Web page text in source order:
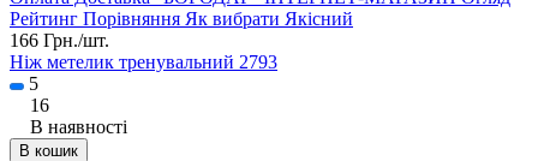
166 Грн./шт.
Ніж метелик тренувальний 2793
5
16
В наявності
В кошик